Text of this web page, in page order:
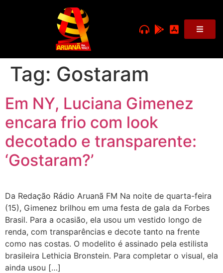
Tag: Gostaram
Em NY, Luciana Gimenez
encara frio com look
decotado e transparente:
‘Gostaram?’
Da Redação Rádio Aruanã FM Na noite de quarta-feira
(15), Gimenez brilhou em uma festa de gala da Forbes
Brasil. Para a ocasião, ela usou um vestido longo de
renda, com transparências e decote tanto na frente
como nas costas. O modelito é assinado pela estilista
brasileira Lethicia Bronstein. Para completar o visual, ela
ainda usou […]